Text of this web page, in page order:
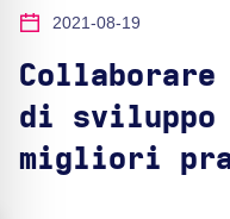
2021-08-19
Collaborare
di sviluppo
migliori